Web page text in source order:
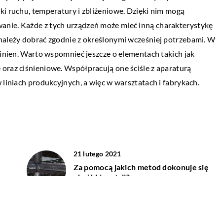
ruchu, temperatury i zbliżeniowe. Dzięki nim mogą
Każde z tych urządzeń może mieć inną charakterystykę
dobrać zgodnie z określonymi wcześniej potrzebami. W
Warto wspomnieć jeszcze o elementach takich jak
ciśnieniowe. Współpracują one ściśle z aparaturą
produkcyjnych, a więc w warsztatach i fabrykach.
21 lutego 2021
Za pomocą jakich metod dokonuje się
obróbki metali?
się to
przemyśle
się mnóstwo
Doskonałym
czyli tworzywo
Murując elewację, wykańczając wnętrza
cegłą czy tworząc podmurówkę pod
ogrodzenie przeważnie skupiamy się
strukturze materiału. Często natomiast
dopiero na […]